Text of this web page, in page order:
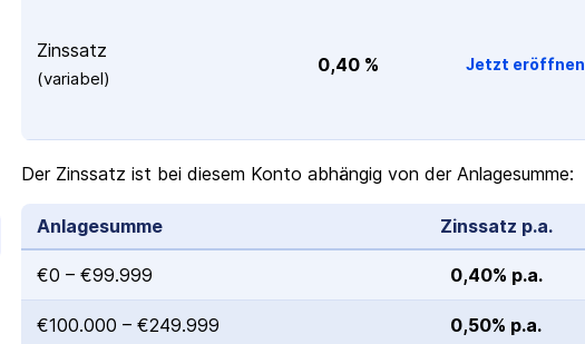
Zinssatz
(variabel)
0,40 % Jetzt eröffnen
Der Zinssatz ist bei diesem Konto abhängig von der Anlagesumme:
Anlagesumme Zinssatz p.a.
€0 – €99.999 0,40% p.a.
€100.000 – €249.999 0,50% p.a.